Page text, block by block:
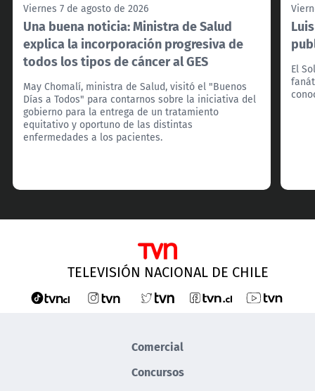
Viernes 7 de agosto de 2026
Una buena noticia: Ministra de Salud
explica la incorporación progresiva de
todos los tipos de cáncer al GES
May Chomalí, ministra de Salud, visitó el "Buenos
Días a Todos" para contarnos sobre la iniciativa del
gobierno para la entrega de un tratamiento
equitativo y oportuno de las distintas
enfermedades a los pacientes.
El
TELEVISIÓN NACIONAL DE CHILE
Comercial
Concursos